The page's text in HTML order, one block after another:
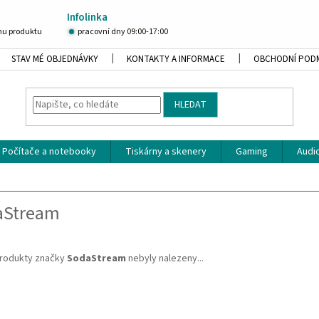
Infolinka
produktu pracovní dny 09:00-17:00
STAV MÉ OBJEDNÁVKY KONTAKTY A INFORMACE OBCHODNÍ
HLEDAT
Počítače a notebooky Tiskárny a skenery Gaming
značky SodaStream nebyly nalezeny...